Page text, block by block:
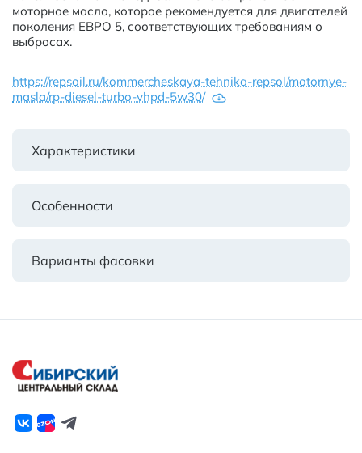
моторное масло, которое рекомендуется для двигателей
поколения ЕВРО 5, соответствующих требованиям о
выбросах.
https://repsoil.ru/kommercheskaya-tehnika-repsol/motornye-
masla/rp-diesel-turbo-vhpd-5w30/
Характеристики
Особенности
Варианты фасовки